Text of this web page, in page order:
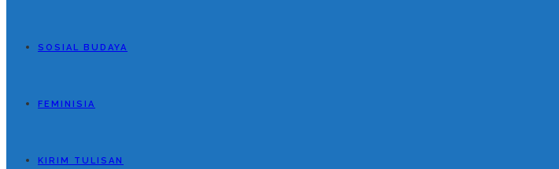
SOSIAL BUDAYA
FEMINISIA
KIRIM TULISAN